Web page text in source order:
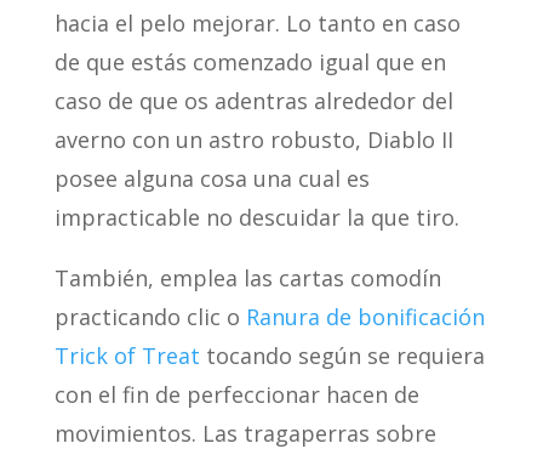
hacia el pelo mejorar. Lo tanto en caso
de que estás comenzado igual que en
caso de que os adentras alrededor del
averno con un astro robusto, Diablo II
posee alguna cosa una cual es
impracticable no descuidar la que tiro.
También, emplea las cartas comodín
practicando clic o Ranura de bonificación
Trick of Treat tocando según se requiera
con el fin de perfeccionar hacen de
movimientos. Las tragaperras sobre